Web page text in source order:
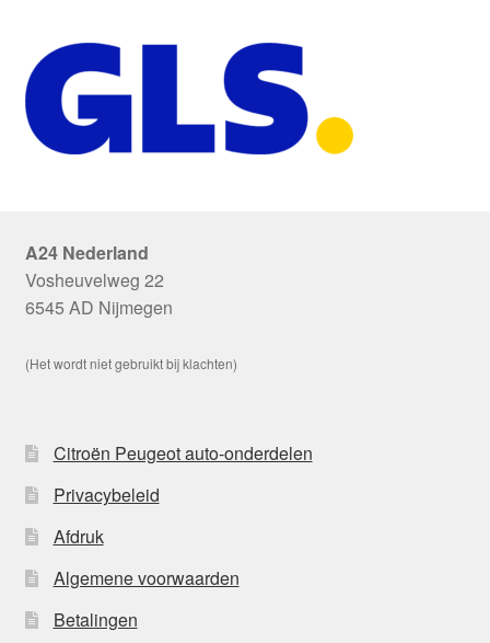
A24 Nederland
Vosheuvelweg 22
6545 AD Nijmegen
(Het wordt niet gebruikt bij klachten)
Citroën Peugeot auto-onderdelen
Privacybeleid
Afdruk
Algemene voorwaarden
Betalingen